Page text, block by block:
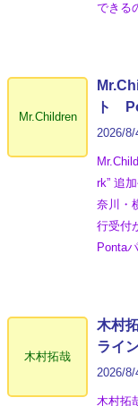
できる
Mr.Children
ト
2026/
rk” 追
奈川・
行受付
Ponta
木村拓哉
木村
ライ
2026/
木村拓